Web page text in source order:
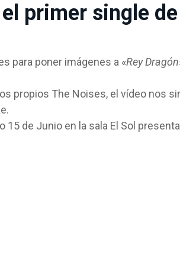
el primer single
para poner imágenes a «Rey Dragón
propios The Noises, el vídeo nos
15 de Junio en la sala El Sol